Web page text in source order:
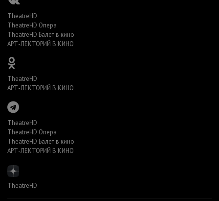
TheatreHD
TheatreHD Опера
TheatreHD Балет в кино
АРТ-ЛЕКТОРИЙ В КИНО
TheatreHD
АРТ-ЛЕКТОРИЙ В КИНО
TheatreHD
TheatreHD Опера
TheatreHD Балет в кино
АРТ-ЛЕКТОРИЙ В КИНО
TheatreHD